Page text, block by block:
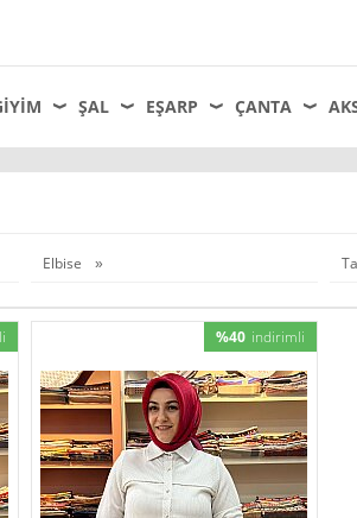
ŞAL EŞARP ÇANTA
Elbise
%40 indirimli